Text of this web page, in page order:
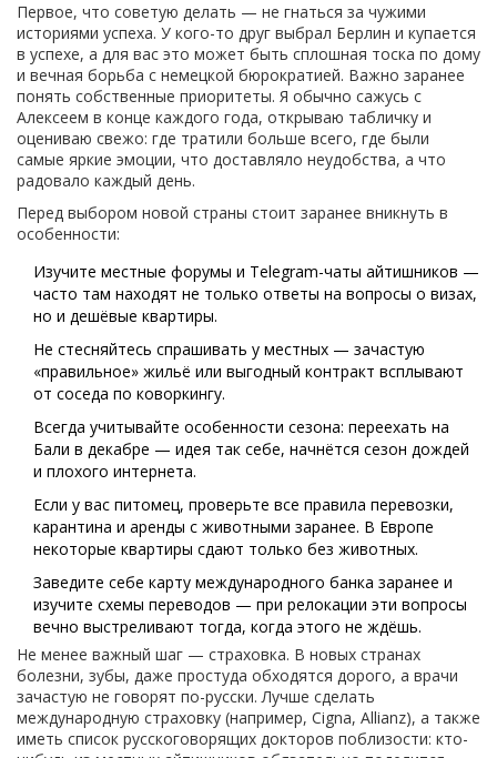
Первое, что советую делать — не гнаться за чужими
историями успеха. У кого-то друг выбрал Берлин и купается
в успехе, а для вас это может быть сплошная тоска по дому
и вечная борьба с немецкой бюрократией. Важно заранее
понять собственные приоритеты. Я обычно сажусь с
Алексeем в конце каждого года, открываю табличку и
оцениваю свежо: где тратили больше всего, где были
самые яркие эмоции, что доставляло неудобства, а что
радовало каждый день.
Перед выбором новой страны стоит заранее вникнуть в
особенности:
Изучите местные форумы и Telegram-чаты айтишников —
часто там находят не только ответы на вопросы о визах,
но и дешёвые квартиры.
Не стесняйтесь спрашивать у местных — зачастую
«правильное» жильё или выгодный контракт всплывают
от соседа по коворкингу.
Всегда учитывайте особенности сезона: переехать на
Бали в декабре — идея так себе, начнётся сезон дождей
и плохого интернета.
Если у вас питомец, проверьте все правила перевозки,
карантина и аренды с животными заранее. В Европе
некоторые квартиры сдают только без животных.
Заведите себе карту международного банка заранее и
изучите схемы переводов — при релокации эти вопросы
вечно выстреливают тогда, когда этого не ждёшь.
Не менее важный шаг — страховка. В новых странах
болезни, зубы, даже простуда обходятся дорого, а врачи
зачастую не говорят по-русски. Лучше сделать
международную страховку (например, Cigna, Allianz), а также
иметь список русскоговорящих докторов поблизости: кто-